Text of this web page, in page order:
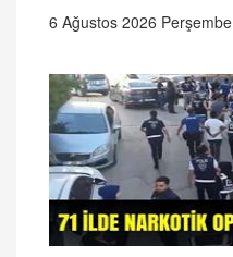
6 Ağustos 2026 Perşembe